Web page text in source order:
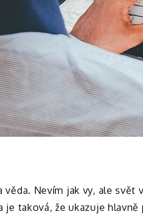
věda. Nevím jak vy, ale
je taková, že ukazuje